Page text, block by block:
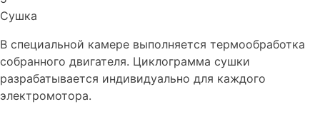
Сушка
В специальной камере выполняется термообработка
собранного двигателя. Циклограмма сушки
разрабатывается индивидуально для каждого
электромотора.